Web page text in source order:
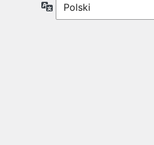
Język